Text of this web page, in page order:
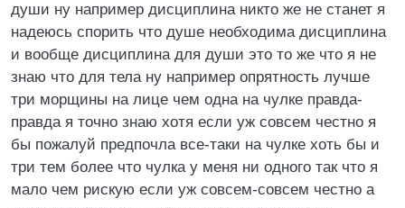
души ну например дисциплина никто же не станет я
надеюсь спорить что душе необходима дисциплина
и вообще дисциплина для души это то же что я не
знаю что для тела ну например опрятность лучше
три морщины на лице чем одна на чулке правда-
правда я точно знаю хотя если уж совсем честно я
бы пожалуй предпочла все-таки на чулке хоть бы и
три тем более что чулка у меня ни одного так что я
мало чем рискую если уж совсем-совсем честно а